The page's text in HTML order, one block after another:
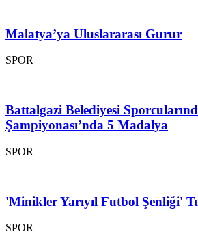
Malatya’ya Uluslararası Gurur
SPOR
Battalgazi Belediyesi
Şampiyonası’nda 5 Madalya
SPOR
'Minikler Yarıyıl Futbol Şenliği'
SPOR